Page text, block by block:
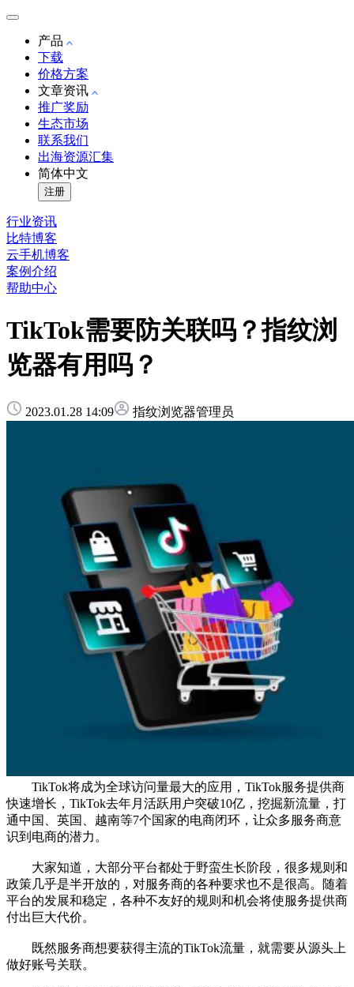
产品
下载
价格方案
文章资讯
推广奖励
生态市场
联系我们
出海资源汇集
简体中文
注册
行业资讯
比特博客
云手机博客
案例介绍
帮助中心
TikTok需要防关联吗？指纹浏
览器有用吗？
2023.01.28 14:09 指纹浏览器管理员
TikTok将成为全球访问量最大的应用，TikTok服务提供商
快速增长，TikTok去年月活跃用户突破10亿，挖掘新流量，打
通中国、英国、越南等7个国家的电商闭环，让众多服务商意
识到电商的潜力。
大家知道，大部分平台都处于野蛮生长阶段，很多规则和
政策几乎是半开放的，对服务商的各种要求也不是很高。随着
平台的发展和稳定，各种不友好的规则和机会将使服务提供商
付出巨大代价。
既然服务商想要获得主流的TikTok流量，就需要从源头上
做好账号关联。